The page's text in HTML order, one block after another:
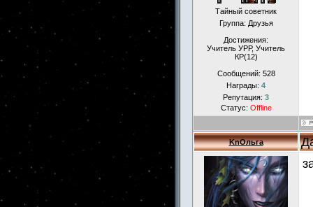
Тайный советник
Группа: Друзья
Достижения:
Учитель УРР, Учитель
КР(12)
Сообщений: 528
Награды: 4
Репутация: 3
Статус: Offline
KnОльга